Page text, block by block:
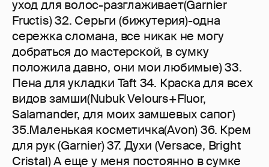
уход для волос-разглаживает(Garnier
Fructis) 32. Серьги (бижутерия)-одна
сережка сломана, все никак не могу
добраться до мастерской, в сумку
положила давно, они мои любимые) 33.
Пена для укладки Taft 34. Краска для всех
видов замши(Nubuk Velours+Fluor,
Salamander, для моих замшевых сапог)
35.Маленькая косметичка(Avon) 36. Крем
для рук (Garnier) 37. Духи (Versace, Bright
Cristal) А еще у меня постоянно в сумке